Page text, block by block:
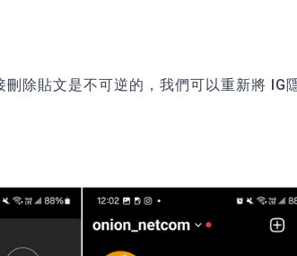
除貼文是不可逆的，我們可以重新將 IG